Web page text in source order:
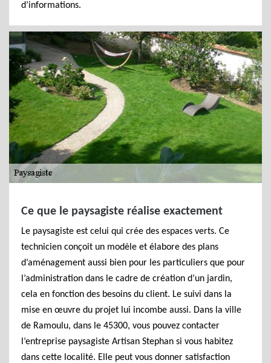
d’informations.
Ce que le paysagiste réalise exactement
Le paysagiste est celui qui crée des espaces verts. Ce
technicien conçoit un modèle et élabore des plans
d’aménagement aussi bien pour les particuliers que pour
l’administration dans le cadre de création d’un jardin,
cela en fonction des besoins du client. Le suivi dans la
mise en œuvre du projet lui incombe aussi. Dans la ville
de Ramoulu, dans le 45300, vous pouvez contacter
l’entreprise paysagiste Artisan Stephan si vous habitez
dans cette localité. Elle peut vous donner satisfaction